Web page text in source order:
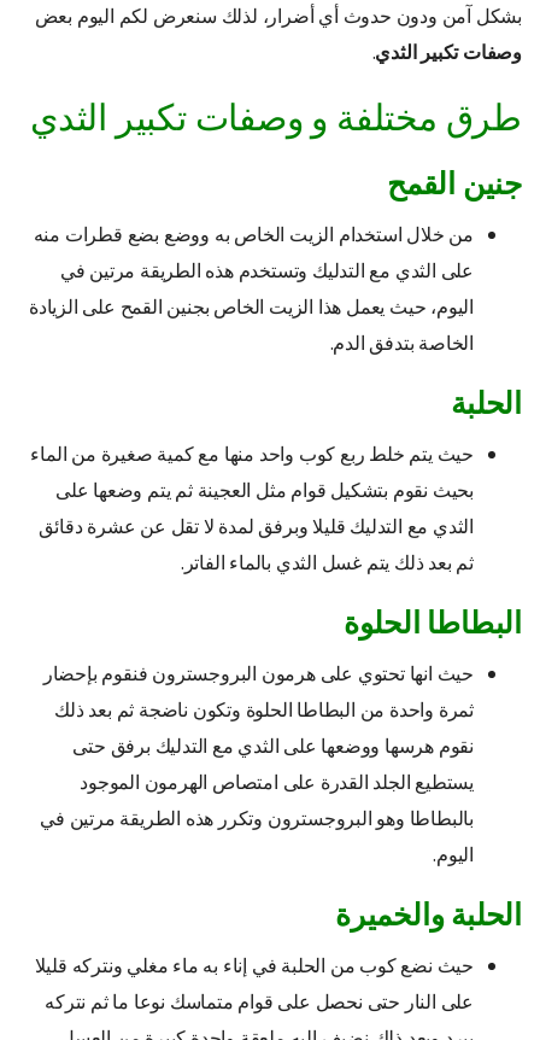
بشكل آمن ودون حدوث أي أضرار، لذلك سنعرض لكم اليوم بعض
وصفات تكبير الثدي.
طرق مختلفة و وصفات تكبير الثدي
جنين القمح
من خلال استخدام الزيت الخاص به ووضع بضع قطرات منه
على الثدي مع التدليك وتستخدم هذه الطريقة مرتين في
اليوم، حيث يعمل هذا الزيت الخاص بجنين القمح على الزيادة
الخاصة بتدفق الدم.
الحلبة
حيث يتم خلط ربع كوب واحد منها مع كمية صغيرة من الماء
بحيث نقوم بتشكيل قوام مثل العجينة ثم يتم وضعها على
الثدي مع التدليك قليلا وبرفق لمدة لا تقل عن عشرة دقائق
ثم بعد ذلك يتم غسل الثدي بالماء الفاتر.
البطاطا الحلوة
حيث انها تحتوي على هرمون البروجسترون فنقوم بإحضار
ثمرة واحدة من البطاطا الحلوة وتكون ناضجة ثم بعد ذلك
نقوم هرسها ووضعها على الثدي مع التدليك برفق حتى
يستطيع الجلد القدرة على امتصاص الهرمون الموجود
بالبطاطا وهو البروجسترون وتكرر هذه الطريقة مرتين في
اليوم.
الحلبة والخميرة
حيث نضع كوب من الحلبة في إناء به ماء مغلي ونتركه قليلا
على النار حتى نحصل على قوام متماسك نوعا ما ثم نتركه